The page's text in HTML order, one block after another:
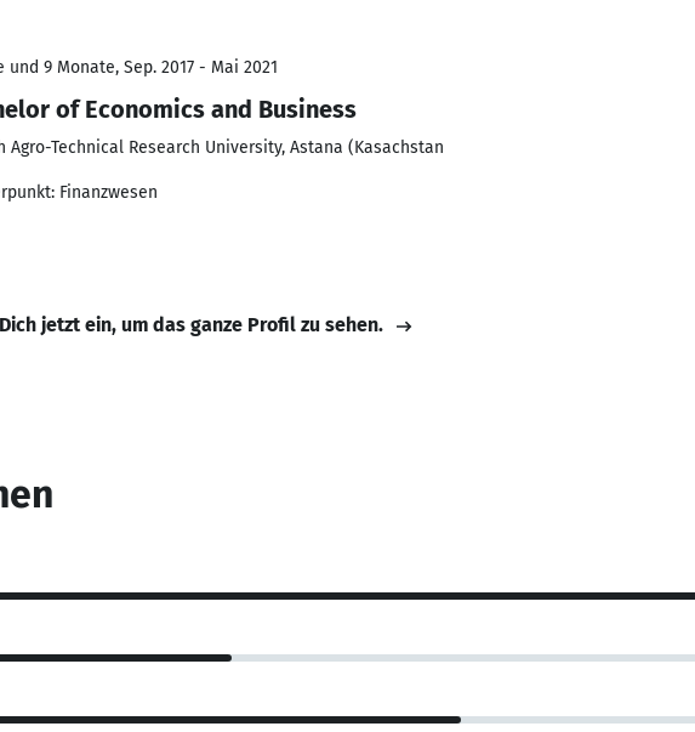
und 9 Monate, Sep. 2017 - Mai 2021
of Economics and Business
Agro-Technical Research University, Astana (Kasachstan
Finanzwesen
jetzt ein, um das ganze Profil zu sehen.